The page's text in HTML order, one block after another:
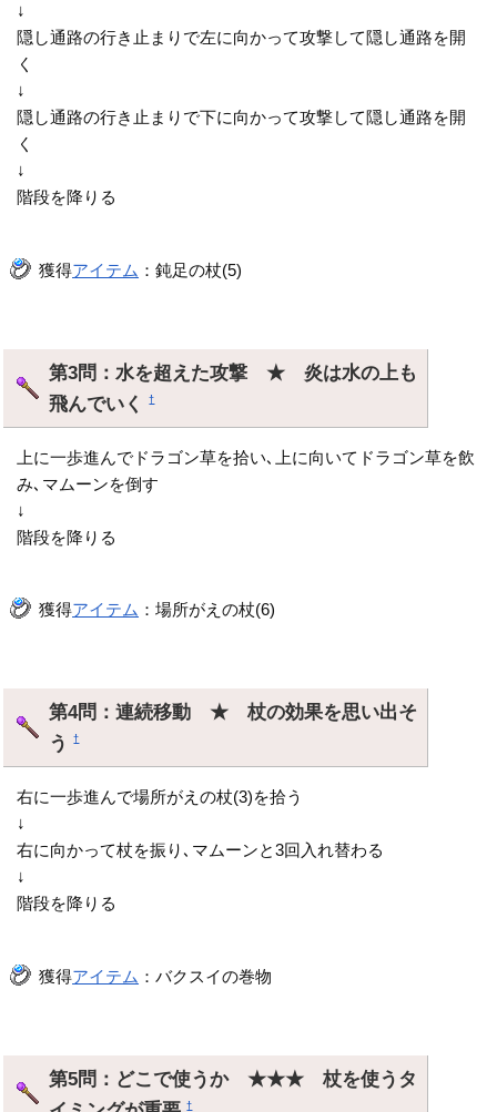
↓
隠し通路の行き止まりで左に向かって攻撃して隠し通路を開
く
↓
隠し通路の行き止まりで下に向かって攻撃して隠し通路を開
く
↓
階段を降りる
獲得アイテム ：鈍足の杖(5)
第3問：水を超えた攻撃 ★ 炎は水の上も
飛んでいく†
上に一歩進んでドラゴン草を拾い､上に向いてドラゴン草を飲
み､マムーンを倒す
↓
階段を降りる
獲得アイテム ：場所がえの杖(6)
第4問：連続移動 ★ 杖の効果を思い出そ
う†
右に一歩進んで場所がえの杖(3)を拾う
↓
右に向かって杖を振り､マムーンと3回入れ替わる
↓
階段を降りる
獲得アイテム ：バクスイの巻物
第5問：どこで使うか ★★★ 杖を使うタ
†